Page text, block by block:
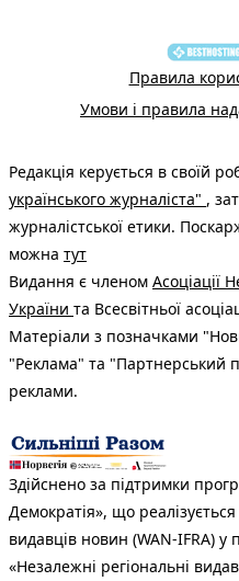
Правила
Умови і правила
Редакція керується в своїй
українського журналіста" ,
журналістської етики.
можна тут
Видання є членом Асоціації
України та Всесвітньої
Матеріали з позначками
"Реклама" та "Партнерський
реклами.
Здійснено за підтримки
Демократія», що
видавців новин (WAN-IFRA) у
«Незалежні регіональні